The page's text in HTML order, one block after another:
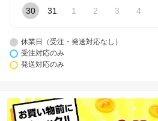
30 31 1 2 3 4
休業日（受注・発送対応なし）
受注対応のみ
発送対応のみ